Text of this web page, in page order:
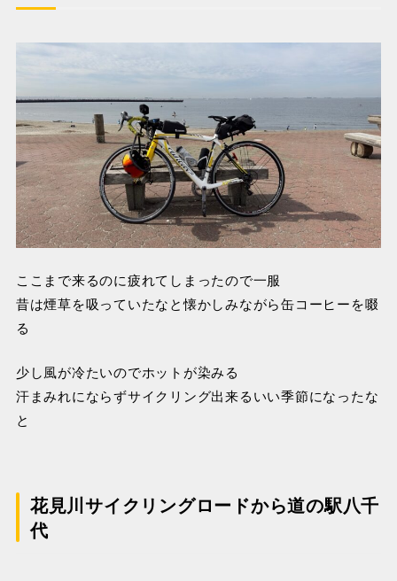
ここまで来るのに疲れてしまったので一服
昔は煙草を吸っていたなと懐かしみながら缶コーヒーを啜
る
少し風が冷たいのでホットが染みる
汗まみれにならずサイクリング出来るいい季節になったな
と
花見川サイクリングロードから道の駅八千
代